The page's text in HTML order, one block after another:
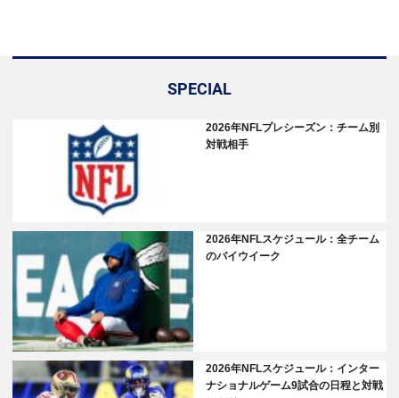
SPECIAL
2026年NFLプレシーズン：チーム別
対戦相手
2026年NFLスケジュール：全チーム
のバイウイーク
2026年NFLスケジュール：インター
ナショナルゲーム9試合の日程と対戦